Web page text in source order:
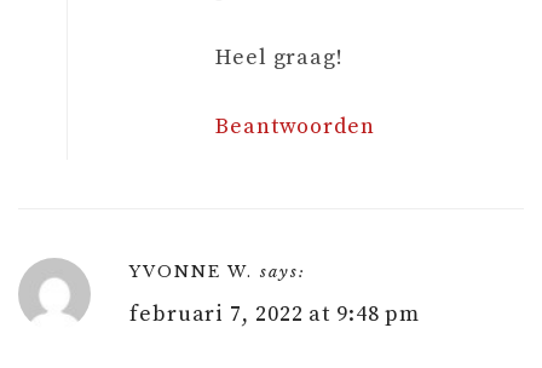
Heel graag!
Beantwoorden
YVONNE W. says:
februari 7, 2022 at 9:48 pm